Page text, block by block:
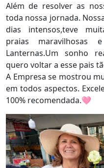
Além de resolver as
toda nossa jornada.
dias intensos,teve
praias maravilhosas
Lanternas.Um sonho
quero voltar a esse pais
A Empresa se mostrou
em todos aspectos.
100% recomendada.🩷️